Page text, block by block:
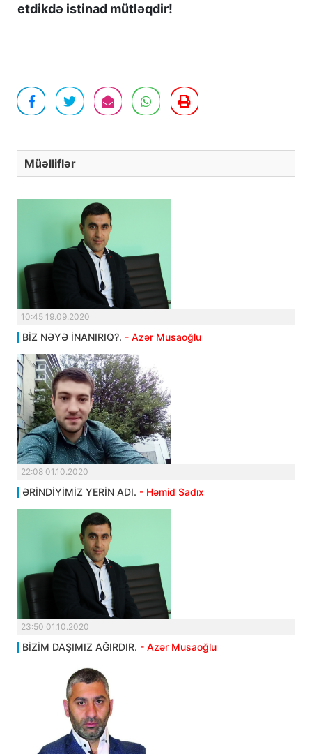
etdikdə istinad mütləqdir!
Müəlliflər
10:45 19.09.2020
BİZ NƏYƏ İNANIRIQ?. - Azər Musaoğlu
22:08 01.10.2020
ƏRİNDİYİMİZ YERİN ADI. - Həmid Sadıx
23:50 01.10.2020
BİZİM DAŞIMIZ AĞIRDIR. - Azər Musaoğlu